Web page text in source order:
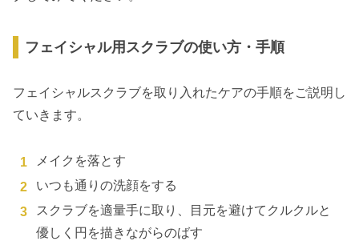
フェイシャル用スクラブの使い方・手順
フェイシャルスクラブを取り入れたケアの手順をご説明し
ていきます。
メイクを落とす
いつも通りの洗顔をする
スクラブを適量手に取り、目元を避けてクルクルと
優しく円を描きながらのばす